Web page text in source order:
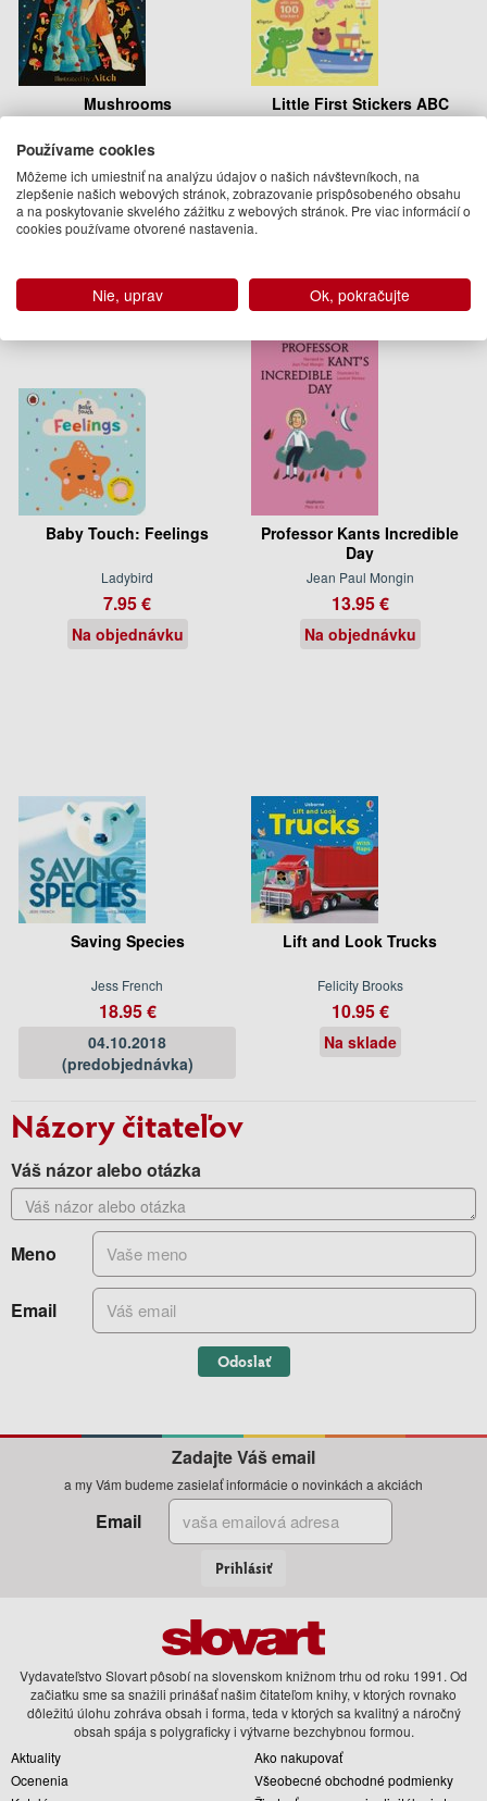
Mushrooms
Sylvia Plath
21.95 €
24.09.2026
(predobjednávka)
Little First Stickers ABC
7.95 €
Pripravujeme
Baby Touch: Feelings
Ladybird
7.95 €
Na objednávku
Professor Kants Incredible
Day
Jean Paul Mongin
13.95 €
Na objednávku
Saving Species
Jess French
18.95 €
04.10.2018
(predobjednávka)
Lift and Look Trucks
Felicity Brooks
10.95 €
Na sklade
Názory čitateľov
Váš názor alebo otázka
Meno
Email
Odoslať
Zadajte Váš email
a my Vám budeme zasielať informácie o novinkách a akciách
Email
Prihlásiť
Vydavateľstvo Slovart pôsobí na slovenskom knižnom trhu od roku 1991. Od
začiatku sme sa snažili prinášať našim čitateľom knihy, v ktorých rovnako
dôležitú úlohu zohráva obsah i forma, teda v ktorých sa kvalitný a náročný
obsah spája s polygraficky i výtvarne bezchybnou formou.
Aktuality
Ocenenia
Ako nakupovať
Všeobecné obchodné podmienky
Používame cookies
Môžeme ich umiestniť na analýzu údajov o našich návštevníkoch, na
zlepšenie našich webových stránok, zobrazovanie prispôsobeného obsahu
a na poskytovanie skvelého zážitku z webových stránok. Pre viac informácií o
cookies používame otvorené nastavenia.
Nie, uprav Ok, pokračujte